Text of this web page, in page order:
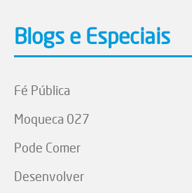
Blogs e Especiais
Fé Pública
Moqueca 027
Pode Comer
Desenvolver